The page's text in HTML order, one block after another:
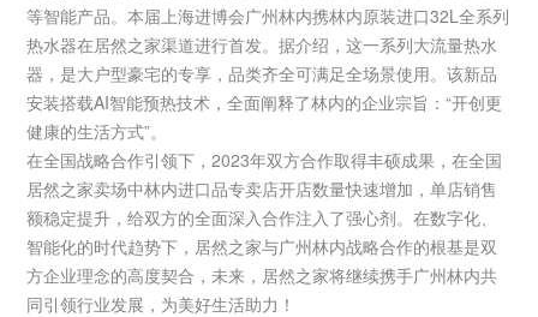
等智能产品。本届上海进博会广州林内携林内原装进口32L全系列
热水器在居然之家渠道进行首发。据介绍，这一系列大流量热水
器，是大户型豪宅的专享，品类齐全可满足全场景使用。该新品
安装搭载AI智能预热技术，全面阐释了林内的企业宗旨：“开创更
健康的生活方式”。
在全国战略合作引领下，2023年双方合作取得丰硕成果，在全国
居然之家卖场中林内进口品专卖店开店数量快速增加，单店销售
额稳定提升，给双方的全面深入合作注入了强心剂。在数字化、
智能化的时代趋势下，居然之家与广州林内战略合作的根基是双
方企业理念的高度契合，未来，居然之家将继续携手广州林内共
同引领行业发展，为美好生活助力！